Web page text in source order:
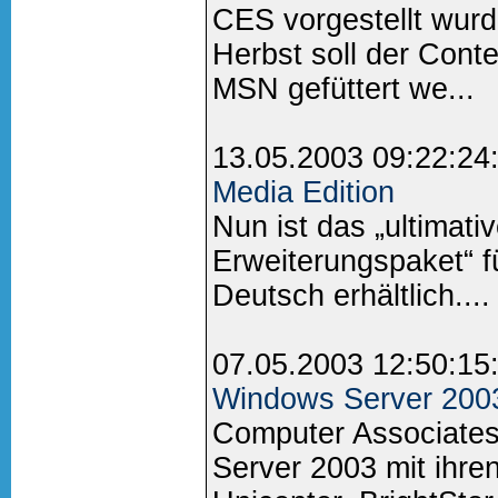
CES vorgestellt
Herbst soll der
MSN gefüttert we...
13.05.2003
Media Edition
Nun ist das
Erweiterungspaket“
Deutsch erhältlich....
07.05.2003
Windows Server
Computer
Server 2003 mit